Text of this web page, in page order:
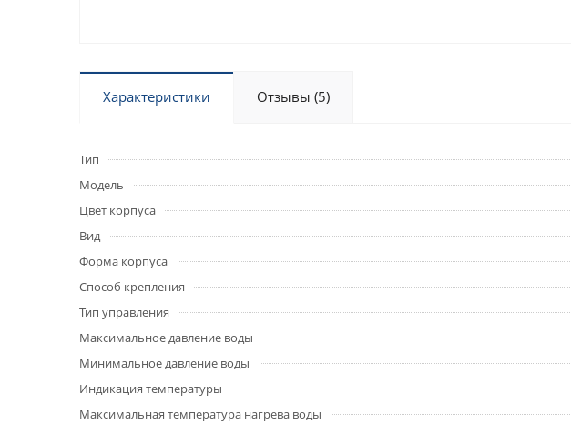
Характеристики Отзывы (5)
Тип
Модель
Цвет корпуса
Вид
Форма корпуса
Способ крепления
Тип управления
Максимальное давление воды
Минимальное давление воды
Индикация температуры
Максимальная температура нагрева воды